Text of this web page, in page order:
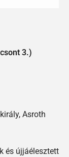
3.)
Asroth
és újjáélesztett